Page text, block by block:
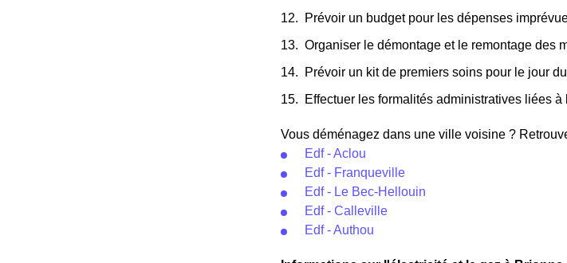
Prévoir un budget pour les dépenses
Organiser le démontage et le remontage des
Prévoir un kit de premiers soins pour le jour
Effectuer les formalités administratives liées
Vous déménagez dans une ville voisine ?
Edf - Aclou
Edf - Franqueville
Edf - Le Bec-Hellouin
Edf - Calleville
Edf - Authou